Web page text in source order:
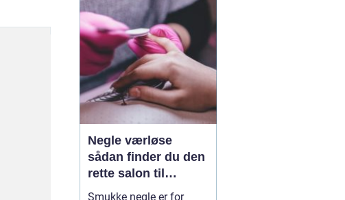
Negle værløse
sådan finder du den
rette salon til
hverdagsvenlige
Smukke negle er for